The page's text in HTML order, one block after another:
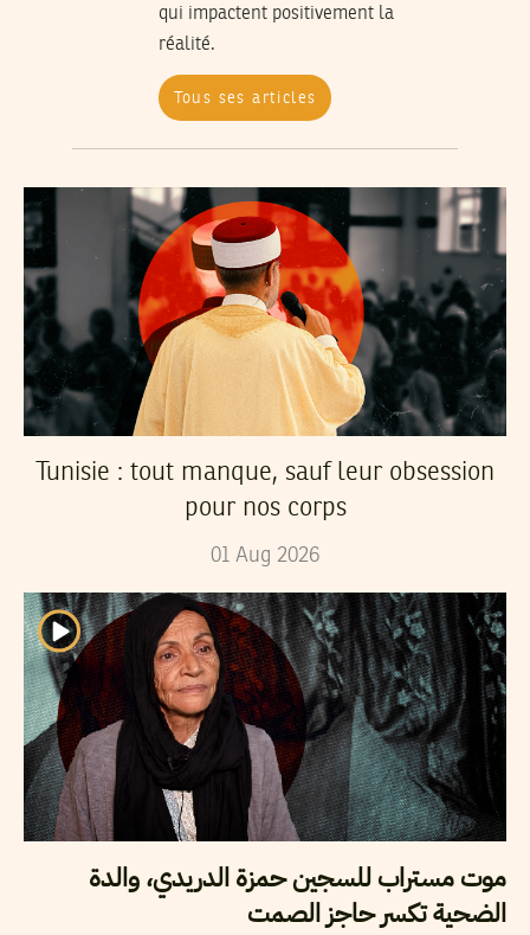
qui impactent positivement la
réalité.
Tous ses articles
Tunisie : tout manque, sauf leur obsession
pour nos corps
01 Aug 2026
موت مستراب للسجين حمزة الدريدي، والدة
الضحية تكسر حاجز الصمت